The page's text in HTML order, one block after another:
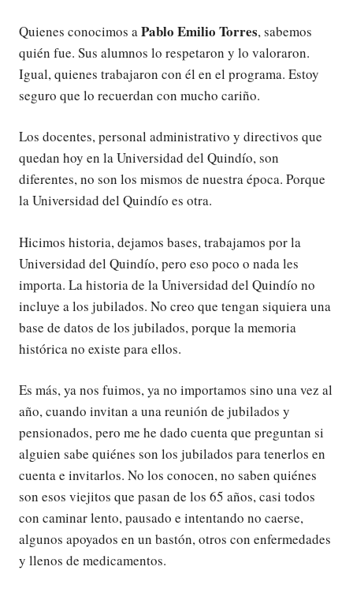
Quienes conocimos aPablo Emilio Torres, sabemos
quién fue. Sus alumnos lo respetaron y lo valoraron.
Igual, quienes trabajaron con él en el programa. Estoy
seguro que lo recuerdan con mucho cariño.
Los docentes, personal administrativo y directivos que
quedan hoy en la Universidad del Quindío, son
diferentes, no son los mismos de nuestra época. Porque
la Universidad del Quindío es otra.
Hicimos historia, dejamos bases, trabajamos por la
Universidad del Quindío, pero eso poco o nada les
importa. La historia de la Universidad del Quindío no
incluye a los jubilados. No creo que tengan siquiera una
base de datos de los jubilados, porque la memoria
histórica no existe para ellos.
Es más, ya nos fuimos, ya no importamos sino una vez al
año, cuando invitan a una reunión de jubilados y
pensionados, pero me he dado cuenta que preguntan si
alguien sabe quiénes son los jubilados para tenerlos en
cuenta e invitarlos. No los conocen, no saben quiénes
son esos viejitos que pasan de los 65 años, casi todos
con caminar lento, pausado e intentando no caerse,
algunos apoyados en un bastón, otros con enfermedades
y llenos de medicamentos.